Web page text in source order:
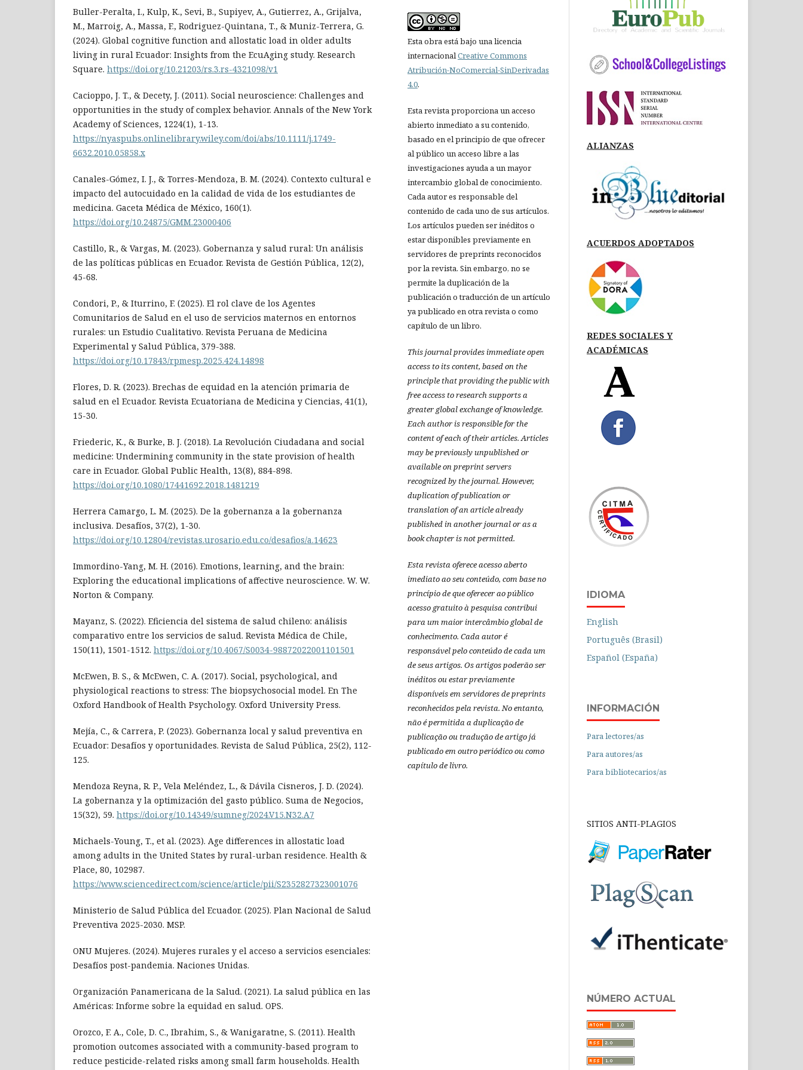
Buller-Peralta, I., Kulp, K., Sevi, B., Supiyev, A., Gutierrez, A., Grijalva,
M., Marroig, A., Massa, F., Rodriguez-Quintana, T., & Muniz-Terrera, G.
(2024). Global cognitive function and allostatic load in older adults
living in rural Ecuador: Insights from the EcuAging study. Research
Square. https://doi.org/10.21203/rs.3.rs-4321098/v1
Cacioppo, J. T., & Decety, J. (2011). Social neuroscience: Challenges and
opportunities in the study of complex behavior. Annals of the New York
Academy of Sciences, 1224(1), 1-13.
https://nyaspubs.onlinelibrary.wiley.com/doi/abs/10.1111/j.1749-
6632.2010.05858.x
Canales-Gómez, I. J., & Torres-Mendoza, B. M. (2024). Contexto cultural e
impacto del autocuidado en la calidad de vida de los estudiantes de
medicina. Gaceta Médica de México, 160(1).
https://doi.org/10.24875/GMM.23000406
Castillo, R., & Vargas, M. (2023). Gobernanza y salud rural: Un análisis
de las políticas públicas en Ecuador. Revista de Gestión Pública, 12(2),
45-68.
Condori, P., & Iturrino, F. (2025). El rol clave de los Agentes
Comunitarios de Salud en el uso de servicios maternos en entornos
rurales: un Estudio Cualitativo. Revista Peruana de Medicina
Experimental y Salud Pública, 379-388.
https://doi.org/10.17843/rpmesp.2025.424.14898
Flores, D. R. (2023). Brechas de equidad en la atención primaria de
salud en el Ecuador. Revista Ecuatoriana de Medicina y Ciencias, 41(1),
15-30.
Friederic, K., & Burke, B. J. (2018). La Revolución Ciudadana and social
medicine: Undermining community in the state provision of health
care in Ecuador. Global Public Health, 13(8), 884-898.
https://doi.org/10.1080/17441692.2018.1481219
Herrera Camargo, L. M. (2025). De la gobernanza a la gobernanza
inclusiva. Desafíos, 37(2), 1-30.
https://doi.org/10.12804/revistas.urosario.edu.co/desafios/a.14623
Immordino-Yang, M. H. (2016). Emotions, learning, and the brain:
Exploring the educational implications of affective neuroscience. W. W.
Norton & Company.
Mayanz, S. (2022). Eficiencia del sistema de salud chileno: análisis
comparativo entre los servicios de salud. Revista Médica de Chile,
150(11), 1501-1512. https://doi.org/10.4067/S0034-98872022001101501
McEwen, B. S., & McEwen, C. A. (2017). Social, psychological, and
physiological reactions to stress: The biopsychosocial model. En The
Oxford Handbook of Health Psychology. Oxford University Press.
Mejía, C., & Carrera, P. (2023). Gobernanza local y salud preventiva en
Ecuador: Desafíos y oportunidades. Revista de Salud Pública, 25(2), 112-
125.
Mendoza Reyna, R. P., Vela Meléndez, L., & Dávila Cisneros, J. D. (2024).
La gobernanza y la optimización del gasto público. Suma de Negocios,
15(32), 59. https://doi.org/10.14349/sumneg/2024.V15.N32.A7
Michaels-Young, T., et al. (2023). Age differences in allostatic load
among adults in the United States by rural-urban residence. Health &
Place, 80, 102987.
https://www.sciencedirect.com/science/article/pii/S2352827323001076
Ministerio de Salud Pública del Ecuador. (2025). Plan Nacional de Salud
Preventiva 2025-2030. MSP.
ONU Mujeres. (2024). Mujeres rurales y el acceso a servicios esenciales:
Desafíos post-pandemia. Naciones Unidas.
Organización Panamericana de la Salud. (2021). La salud pública en las
Américas: Informe sobre la equidad en salud. OPS.
Orozco, F. A., Cole, D. C., Ibrahim, S., & Wanigaratne, S. (2011). Health
promotion outcomes associated with a community-based program to
reduce pesticide-related risks among small farm households. Health
Esta obra está bajo una licencia
internacionalCreative Commons
Atribución-NoComercial-SinDerivadas
4.0.
Esta revista proporciona un acceso
abierto inmediato a su contenido,
basado en el principio de que ofrecer
al público un acceso libre a las
investigaciones ayuda a un mayor
intercambio global de conocimiento.
Cada autor es responsable del
contenido de cada uno de sus artículos.
Los artículos pueden ser inéditos o
estar disponibles previamente en
servidores de preprints reconocidos
por la revista. Sin embargo, no se
permite la duplicación de la
publicación o traducción de un artículo
ya publicado en otra revista o como
capítulo de un libro.
This journal provides immediate open
access to its content, based on the
principle that providing the public with
free access to research supports a
greater global exchange of knowledge.
Each author is responsible for the
content of each of their articles. Articles
may be previously unpublished or
available on preprint servers
recognized by the journal. However,
duplication of publication or
translation of an article already
published in another journal or as a
book chapter is not permitted.
Esta revista oferece acesso aberto
imediato ao seu conteúdo, com base no
princípio de que oferecer ao público
acesso gratuito à pesquisa contribui
para um maior intercâmbio global de
conhecimento. Cada autor é
responsável pelo conteúdo de cada um
de seus artigos. Os artigos poderão ser
inéditos ou estar previamente
disponíveis em servidores de preprints
reconhecidos pela revista. No entanto,
não é permitida a duplicação de
publicação ou tradução de artigo já
publicado em outro periódico ou como
capítulo de livro.
ALIANZAS
ACUERDOS ADOPTADOS
REDES SOCIALES Y
ACADÉMICAS
IDIOMA
English
Português (Brasil)
Español (España)
INFORMACIÓN
Para lectores/as
Para autores/as
Para bibliotecarios/as
SITIOS ANTI-PLAGIOS
NÚMERO ACTUAL